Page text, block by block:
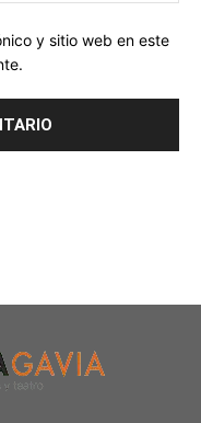
y sitio web en este